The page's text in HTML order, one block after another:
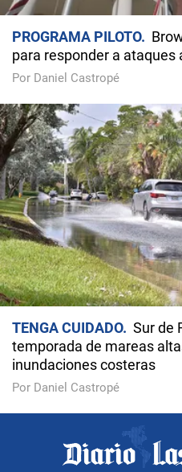
PROGRAMA PILOTO
para responder a ataques
Por Daniel Castropé
TENGA CUIDADO
Sur de
temporada de mareas
inundaciones costeras
Por Daniel Castropé